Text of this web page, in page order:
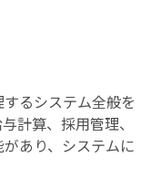
るシステム全般を
計算、採用管理、
あり、システムに